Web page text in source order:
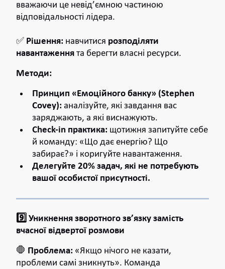
вважаючи це невід’ємною частиною
відповідальності лідера.
✅ Рішення: навчитися розподіляти
навантаження та берегти власні ресурси.
Методи:
Принцип «Емоційного банку» (Stephen
Covey): аналізуйте, які завдання вас
заряджають, а які виснажують.
Check-in практика: щотижня запитуйте себе
й команду: «Що дає енергію? Що
забирає?» і коригуйте навантаження.
Делегуйте 20% задач, які не потребують
вашої особистої присутності.
9️⃣ Уникнення зворотного зв’язку замість
вчасної відвертої розмови
🛑 Проблема: «Якщо нічого не казати,
проблеми самі зникнуть». Команда